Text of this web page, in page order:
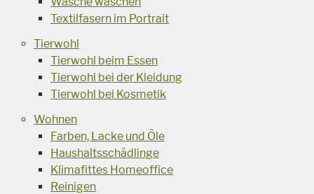
Textilfasern im Portrait
Tierwohl
Tierwohl beim Essen
Tierwohl bei der Kleidung
Tierwohl bei Kosmetik
Wohnen
Farben, Lacke und Öle
Haushaltsschädlinge
Klimafittes Homeoffice
Reinigen